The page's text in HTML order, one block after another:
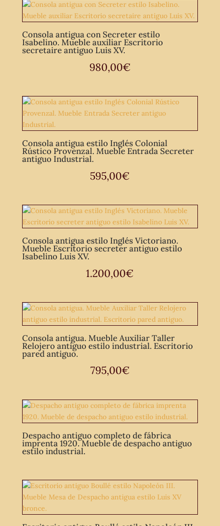
Consola antigua con Secreter estilo
Isabelino. Mueble auxiliar Escritorio
secretaire antiguo Luis XV.
980,00€
Consola antigua estilo Inglés Colonial
Rústico Provenzal. Mueble Entrada Secreter
antiguo Industrial.
595,00€
Consola antigua estilo Inglés Victoriano.
Mueble Escritorio secreter antiguo estilo
Isabelino Luis XV.
1.200,00€
Consola antigua. Mueble Auxiliar Taller
Relojero antiguo estilo industrial. Escritorio
pared antiguo.
795,00€
Despacho antiguo completo de fábrica
imprenta 1920. Mueble de despacho antiguo
estilo industrial.